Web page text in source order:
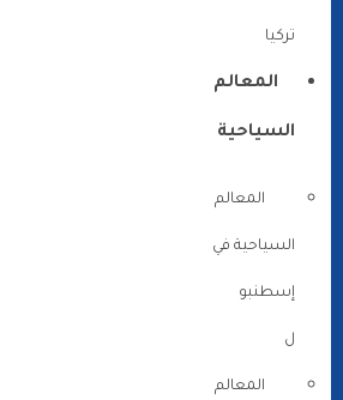
تركيا
المعالم
السياحية
المعالم
السياحية في
إسطنبو
ل
المعالم